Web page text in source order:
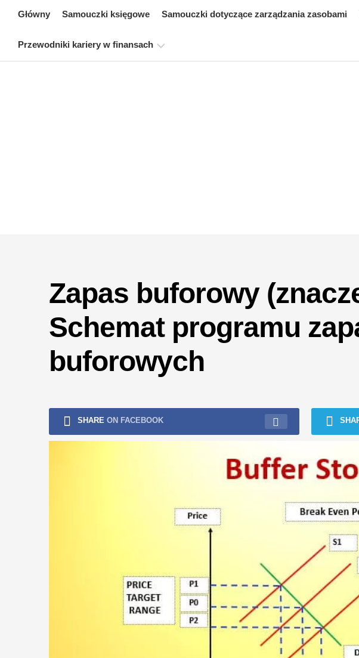
Główny Samouczki księgowe Samouczki dotyczące zarządzania zasobami
Przewodniki kariery w finansach
Zapas buforowy
Schemat programu
buforowych
SHARE ON FACEBOOK